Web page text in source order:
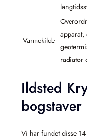
Varmekilde
apparat,
radiator
Ildsted
bogstaver
Vi har fundet disse